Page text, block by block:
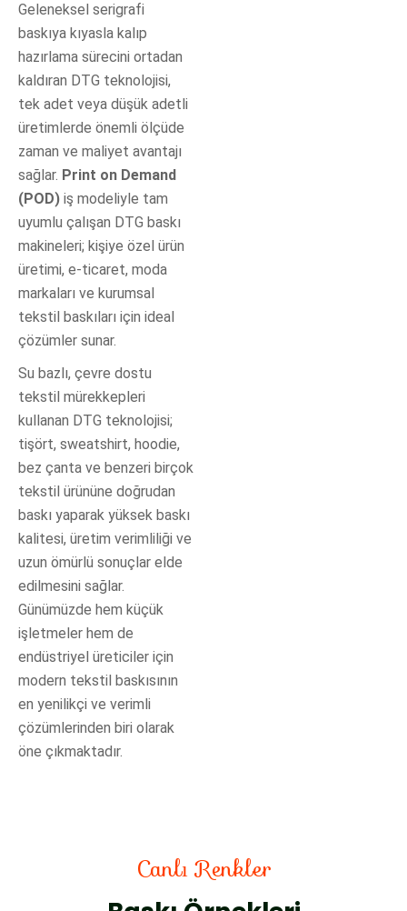
Geleneksel serigrafi
baskıya kıyasla kalıp
hazırlama sürecini ortadan
kaldıran DTG teknolojisi,
tek adet veya düşük adetli
üretimlerde önemli ölçüde
zaman ve maliyet avantajı
sağlar. Print on Demand
(POD) iş modeliyle tam
uyumlu çalışan DTG baskı
makineleri; kişiye özel ürün
üretimi, e-ticaret, moda
markaları ve kurumsal
tekstil baskıları için ideal
çözümler sunar.
Su bazlı, çevre dostu
tekstil mürekkepleri
kullanan DTG teknolojisi;
tişört, sweatshirt, hoodie,
bez çanta ve benzeri birçok
tekstil ürününe doğrudan
baskı yaparak yüksek baskı
kalitesi, üretim verimliliği ve
uzun ömürlü sonuçlar elde
edilmesini sağlar.
Günümüzde hem küçük
işletmeler hem de
endüstriyel üreticiler için
modern tekstil baskısının
en yenilikçi ve verimli
çözümlerinden biri olarak
öne çıkmaktadır.
Canlı Renkler